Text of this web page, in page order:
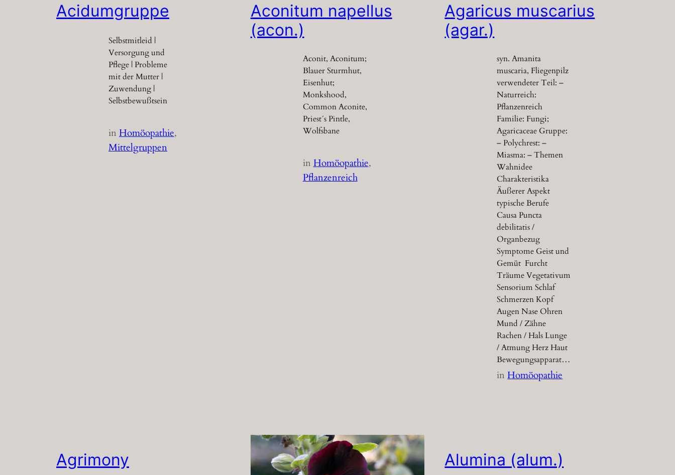
Acidumgruppe
Selbstmitleid |
Versorgung und
Pflege | Probleme
mit der Mutter |
Zuwendung |
Selbstbewußtsein
inHomöopathie
Mittelgruppen
Aconitum napellus
(acon.)
Aconit, Aconitum;
Blauer Sturmhut,
Eisenhut;
Monkshood,
Common Aconite,
Priest´s Pintle,
Wolfsbane
inHomöopathie
Pflanzenreich
Agaricus muscarius
(agar.)
syn. Amanita
muscaria, Fliegenpilz
verwendeter Teil: –
Naturreich:
Pflanzenreich
Familie: Fungi;
Agaricaceae Gruppe:
– Polychrest: –
Miasma: – Themen
Wahnidee
Charakteristika
Äußerer Aspekt
typische Berufe
Causa Puncta
debilitatis /
Organbezug
Symptome Geist und
Gemüt Furcht
Träume Vegetativum
Sensorium Schlaf
Schmerzen Kopf
Augen Nase Ohren
Mund / Zähne
Rachen / Hals Lunge
/ Atmung Herz Haut
Bewegungsapparat…
inHomöopathie
Agrimony Alumina (alum.)